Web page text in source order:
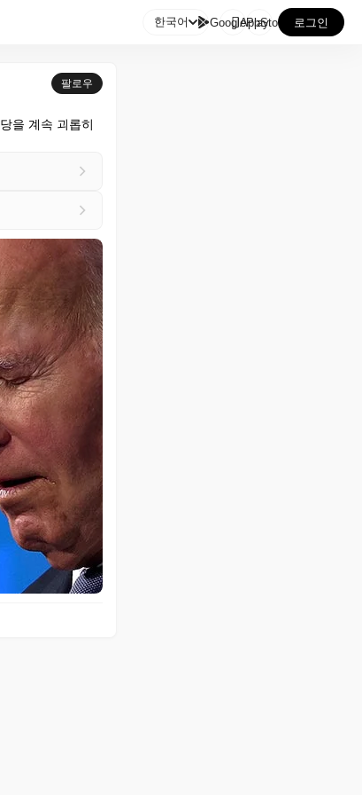
한국어 GooglePlay
AppStore 로그인
팔로우
을 계속 괴롭히